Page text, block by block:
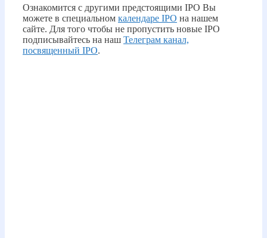
Ознакомится с другими предстоящими IPO Вы
можете в специальном календаре IPO на нашем
сайте. Для того чтобы не пропустить новые IPO
подписывайтесь на наш Телеграм канал,
посвященный IPO.